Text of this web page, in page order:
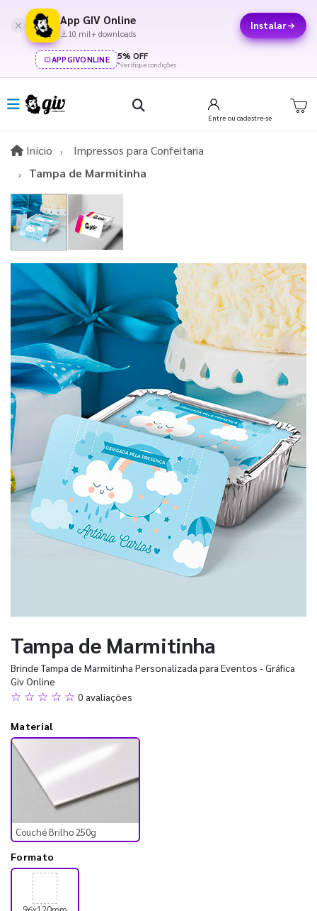
App GIV Online
10 mil+ downloads
Instalar
APPGIVONLINE 5% OFF
*verifique condições
Entre ou cadastre-se
Início InícioImpressos para Confeitaria
Tampa de Marmitinha
Tampa de Marmitinha
Brinde Tampa de Marmitinha Personalizada para Eventos - Gráfica
Giv Online
☆ ☆ ☆ ☆ ☆ 0 avaliações
Material
Couché Brilho 250g
Formato